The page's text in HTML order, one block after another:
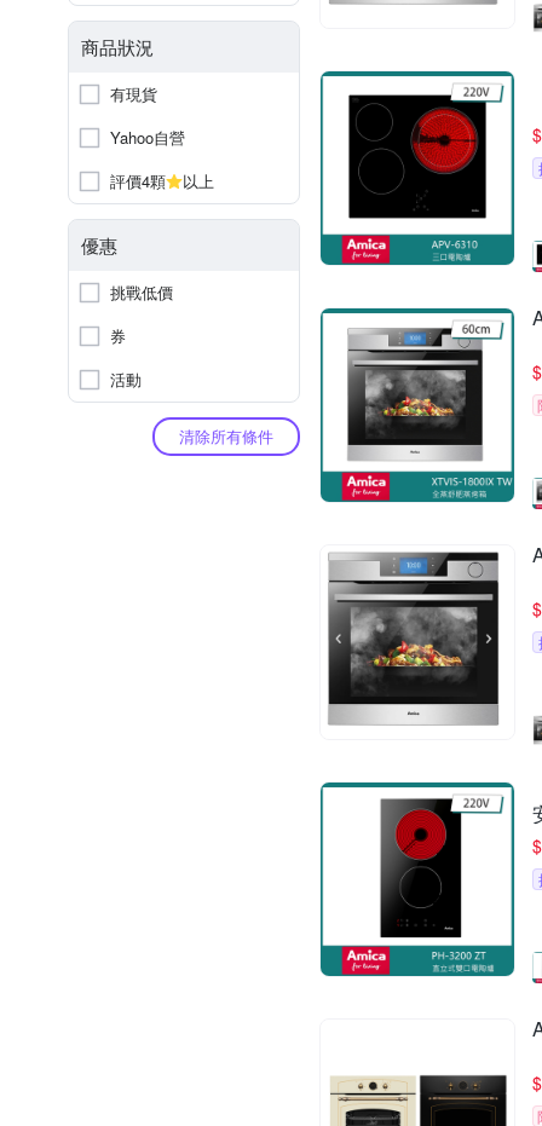
商品狀況
有現貨
Yahoo自營
評價4顆
以上
優惠
挑戰低價
券
活動
清除所有條件
$
$
$
$
$